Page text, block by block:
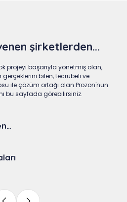
şirketlerden...
projeyi başarıyla yönetmiş olan,
bilen, tecrübeli ve
ile çözüm ortağı olan Prozon'nun
bu sayfada görebilirsiniz.